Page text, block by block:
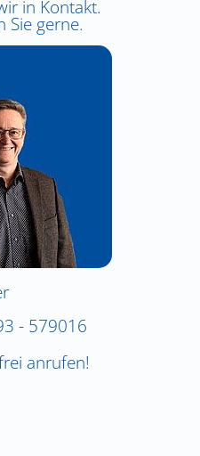
in Kontakt.
Sie gerne.
- 579016
anrufen!